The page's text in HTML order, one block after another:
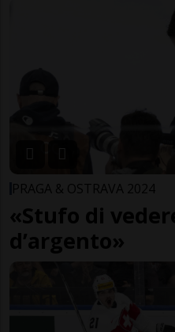
PRAGA & OSTRAVA 2024
«Stufo di
d’argento»